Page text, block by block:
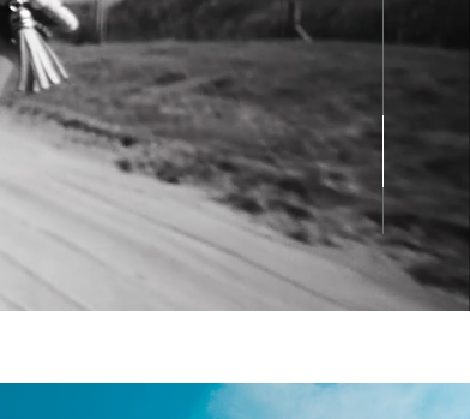
Tlaxcala
Veracruz
Hidalgo
CONTACTO